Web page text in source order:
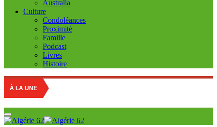
Australia
Culture
Condoléances
Proximité
Famille
Podcast
Livres
Histoire
À LA UNE